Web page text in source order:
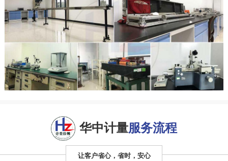
华中计量服务流程
让客户省心，省时，安心